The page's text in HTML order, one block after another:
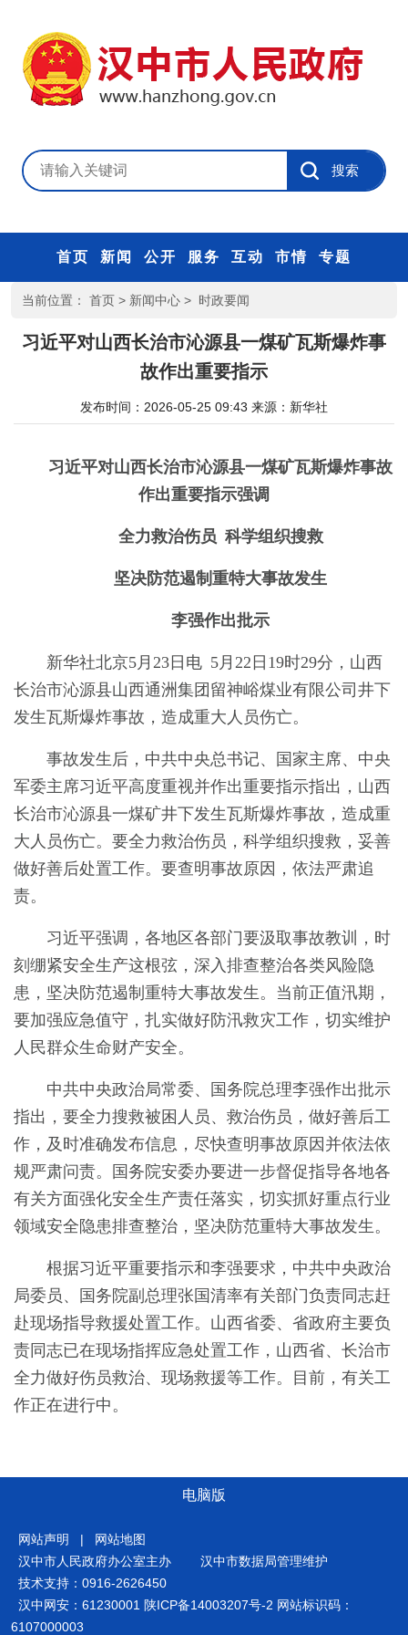
首页 新闻 公开 服务 互动 市情 专题
当前位置： 首页 > 新闻中心 > 时政要闻
习近平对山西长治市沁源县一煤矿瓦斯爆炸事
故作出重要指示
发布时间：2026-05-25 09:43 来源： 新华社
习近平对山西长治市沁源县一煤矿瓦斯爆炸事故
作出重要指示强调
全力救治伤员 科学组织搜救
坚决防范遏制重特大事故发生
李强作出批示
新华社北京5月23日电 5月22日19时29分，山西
长治市沁源县山西通洲集团留神峪煤业有限公司井下
发生瓦斯爆炸事故，造成重大人员伤亡。
事故发生后，中共中央总书记、国家主席、中央
军委主席习近平高度重视并作出重要指示指出，山西
长治市沁源县一煤矿井下发生瓦斯爆炸事故，造成重
大人员伤亡。要全力救治伤员，科学组织搜救，妥善
做好善后处置工作。要查明事故原因，依法严肃追
责。
习近平强调，各地区各部门要汲取事故教训，时
刻绷紧安全生产这根弦，深入排查整治各类风险隐
患，坚决防范遏制重特大事故发生。当前正值汛期，
要加强应急值守，扎实做好防汛救灾工作，切实维护
人民群众生命财产安全。
中共中央政治局常委、国务院总理李强作出批示
指出，要全力搜救被困人员、救治伤员，做好善后工
作，及时准确发布信息，尽快查明事故原因并依法依
规严肃问责。国务院安委办要进一步督促指导各地各
有关方面强化安全生产责任落实，切实抓好重点行业
领域安全隐患排查整治，坚决防范重特大事故发生。
根据习近平重要指示和李强要求，中共中央政治
局委员、国务院副总理张国清率有关部门负责同志赶
赴现场指导救援处置工作。山西省委、省政府主要负
责同志已在现场指挥应急处置工作，山西省、长治市
全力做好伤员救治、现场救援等工作。目前，有关工
作正在进行中。
电脑版
网站声明 |
网站地图
汉中市人民政府办公室主办
汉中市数据局管理维护
技术支持：0916-2626450
汉中网安：61230001 陕ICP备14003207号-2 网站标识码：
6107000003